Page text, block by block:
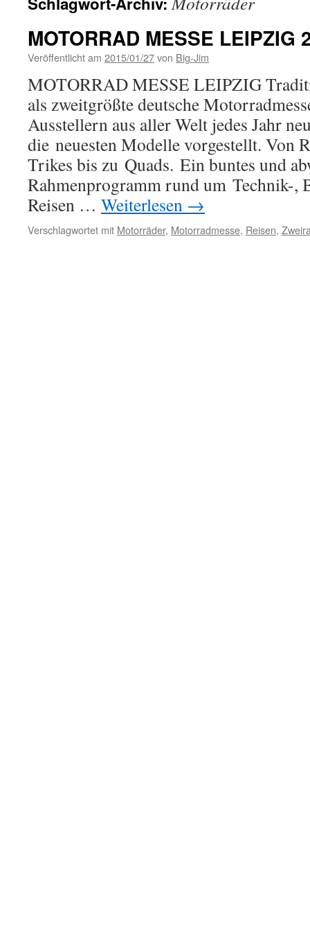
MOTORRAD MESSE LEIPZIG
Veröffentlicht am 2015/01/27von Big-Jim
MOTORRAD MESSE LEIPZIG
als zweitgrößte deutsche
Ausstellern aus aller Welt jedes Jahr
die neuesten Modelle vorgestellt. Von
Trikes bis zu Quads. Ein buntes und
Rahmenprogramm rund um Technik-,
Reisen … Weiterlesen →
Verschlagwortet mit Motorräder, Motorradmesse, Reisen,